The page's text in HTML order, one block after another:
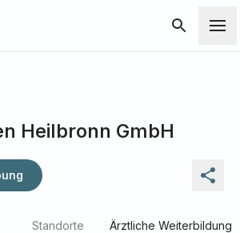
Heilbronn GmbH
Standorte Ärztliche Weiterbildung